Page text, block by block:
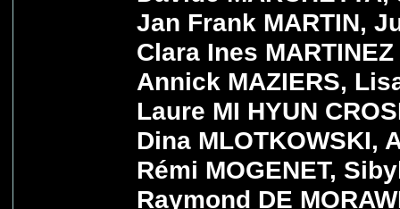
Jan Frank MARTIN,
Clara Ines
Annick MAZIERS,
Laure MI HYUN
Dina MLOTKOWSKI,
Rémi MOGENET,
Raymond DE